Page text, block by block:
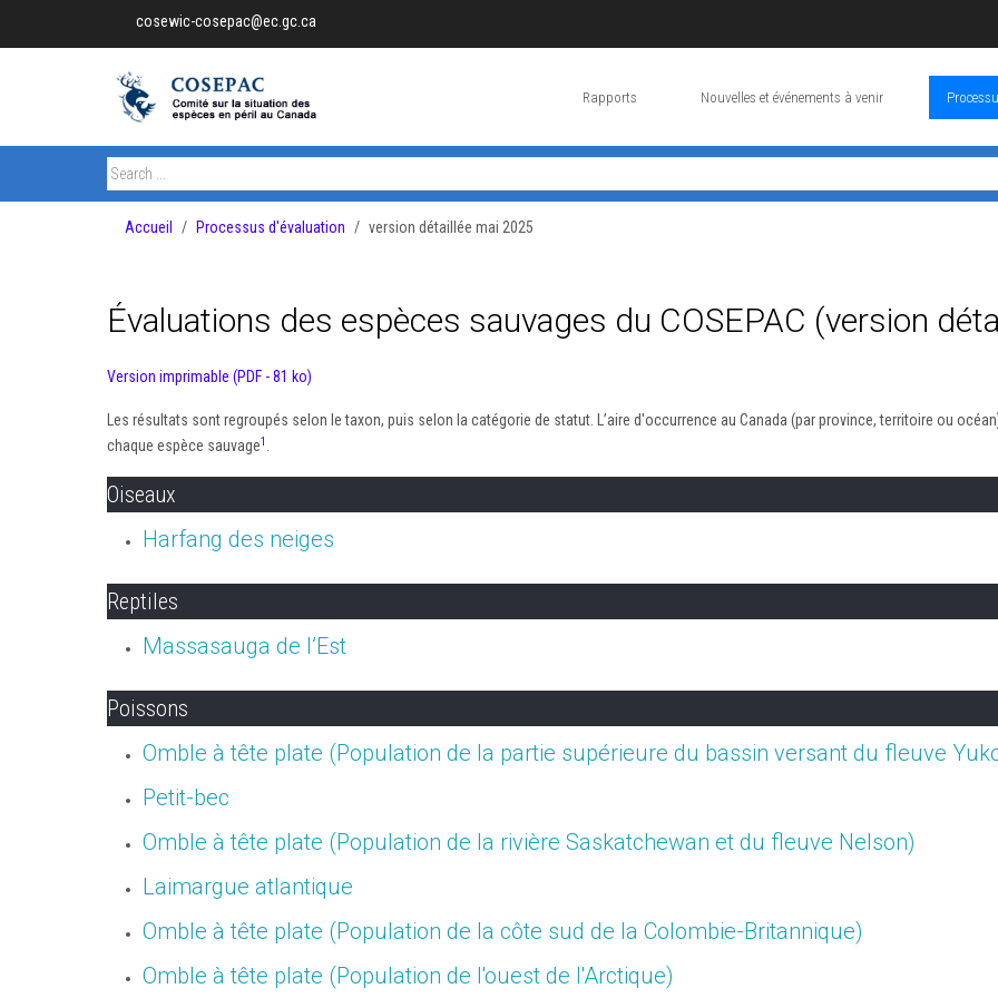
cosewic-cosepac@ec.gc.ca
Rapports Nouvelles et événements à venir
Accueil Processus d'évaluation version détaillée mai 2025
Évaluations des espèces sauvages du COSEPAC (version
Version imprimable (PDF - 81 ko)
Les résultats sont regroupés selon le taxon, puis selon la catégorie de statut. L’aire d'occurrence au Canada (par province, territoire ou
chaque espèce sauvage1
Oiseaux
Harfang des neiges
Reptiles
Massasauga de l’Est
Poissons
Omble à tête plate (Population de la partie supérieure du bassin versant du fleuve
Petit-bec
Omble à tête plate (Population de la rivière Saskatchewan et du fleuve Nelson)
Laimargue atlantique
Omble à tête plate (Population de la côte sud de la Colombie-Britannique)
Omble à tête plate (Population de l'ouest de l'Arctique)